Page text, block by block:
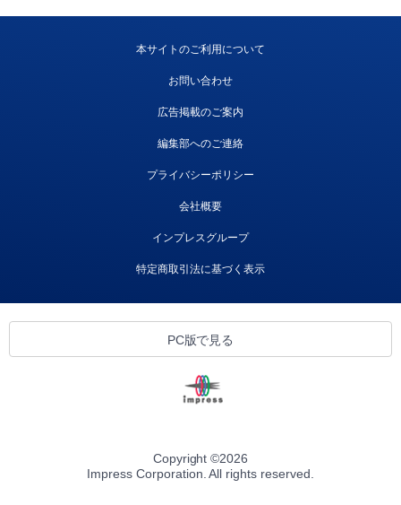
本サイトのご利用について
お問い合わせ
広告掲載のご案内
編集部へのご連絡
プライバシーポリシー
会社概要
インプレスグループ
特定商取引法に基づく表示
PC版で見る
Copyright ©2026
Impress Corporation. All rights reserved.